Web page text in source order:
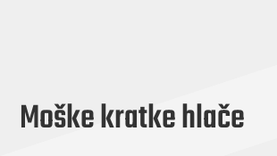
Moške kratke hlače